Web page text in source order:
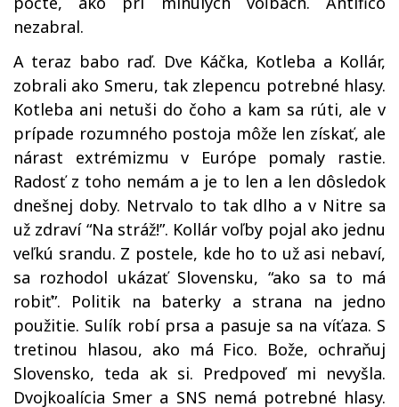
nezabral.
A teraz babo raď. Dve Káčka, Kotleba a Kollár,
zobrali ako Smeru, tak zlepencu potrebné hlasy.
Kotleba ani netuši do čoho a kam sa rúti, ale v
prípade rozumného postoja môže len získať, ale
nárast extrémizmu v Európe pomaly rastie.
Radosť z toho nemám a je to len a len dôsledok
dnešnej doby. Netrvalo to tak dlho a v Nitre sa
už zdraví “Na stráž!”. Kollár voľby pojal ako jednu
veľkú srandu. Z postele, kde ho to už asi nebaví,
sa rozhodol ukázať Slovensku, “ako sa to má
robiť”. Politik na baterky a strana na jedno
použitie. Sulík robí prsa a pasuje sa na víťaza. S
tretinou hlasou, ako má Fico. Bože, ochraňuj
Slovensko, teda ak si. Predpoveď mi nevyšla.
Dvojkoalícia Smer a SNS nemá potrebné hlasy.